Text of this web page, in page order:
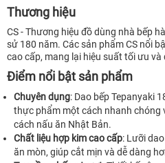
Thương hiệu
CS - Thương hiệu đồ dùng nhà bếp
sử 180 năm. Các sản phẩm CS nổi
cao cấp, mang lại hiệu suất tối ưu
Điểm nổi bật sản phẩm
Chuyên dụng: Dao bếp Tepanyaki
thực phẩm một cách nhanh chóng
cách nấu ăn Nhật Bản.
Chất liệu hợp kim cao cấp: Lưỡi
ăn mòn, giúp cắt mịn và dễ dàng